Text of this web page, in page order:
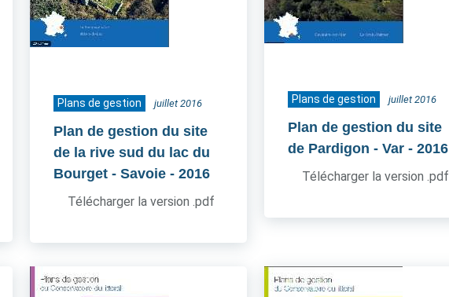
Plans de gestion juillet 2016
Plan de gestion du site
de la rive sud du lac du
Bourget - Savoie - 2016
Télécharger la version .pdf
Plans de gestion juillet 2016
Plan de gestion du site
de Pardigon - Var - 2016
Télécharger la version .pdf